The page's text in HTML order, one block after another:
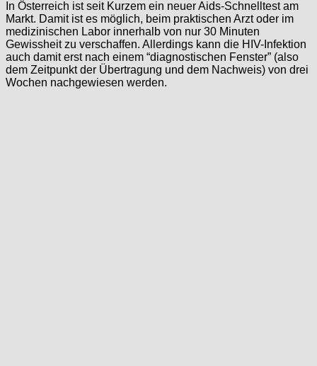
In Österreich ist seit Kurzem ein neuer Aids-Schnelltest am
Markt. Damit ist es möglich, beim praktischen Arzt oder im
medizinischen Labor innerhalb von nur 30 Minuten
Gewissheit zu verschaffen. Allerdings kann die HIV-Infektion
auch damit erst nach einem “diagnostischen Fenster” (also
dem Zeitpunkt der Übertragung und dem Nachweis) von drei
Wochen nachgewiesen werden.